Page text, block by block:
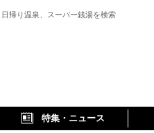
帰り温泉、スーパー銭湯を検索
特集・ニュース